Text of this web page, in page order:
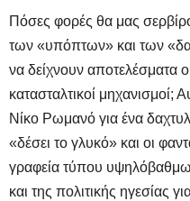
Πόσες φορές θα μας
των «υπόπτων» και των
να δείχνουν αποτελέσματα
κατασταλτικοί
Νίκο Ρωμανό για ένα
«δέσει το γλυκό» και οι
γραφεία τύπου
και της πολιτικής ηγεσίας